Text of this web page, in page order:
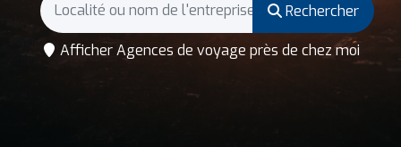
Rechercher
Afficher Agences de voyage près de chez moi